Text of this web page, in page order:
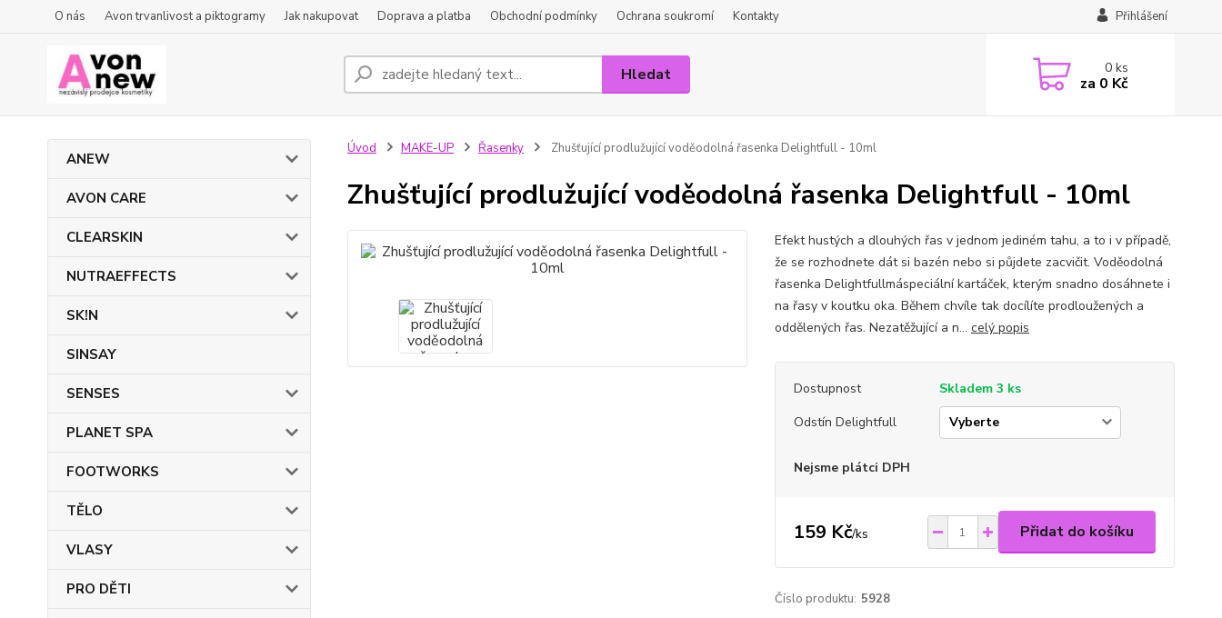
O nás Avon trvanlivost a piktogramy Jak nakupovat Doprava a platba Obchodní podmínky Ochrana soukromí Kontakty Přihlášení
Hledat 0ks
za 0 Kč
ANEW
AVON CARE
CLEARSKIN
NUTRAEFFECTS
SK!N
SINSAY
SENSES
PLANET SPA
FOOTWORKS
TĚLO
VLASY
PRO DĚTI
Úvod MAKE-UP Řasenky Zhušťující prodlužující voděodolná řasenka Delightfull - 10ml
Zhušťující prodlužující voděodolná řasenka Delightfull - 10ml
Efekt hustých a dlouhých řas v jednom jediném tahu, a to i v případě,
že se rozhodnete dát si bazén nebo si půjdete zacvičit. Voděodolná
řasenka Delightfullmáspeciální kartáček, kterým snadno dosáhnete i
na řasy v koutku oka. Během chvíle tak docílíte prodloužených a
oddělených řas. Nezatěžující a n... celý popis
Dostupnost
Skladem 3 ks
Odstín Delightfull
Nejsme plátci DPH
159 Kč/ks Přidat do košíku
Číslo produktu: 5928